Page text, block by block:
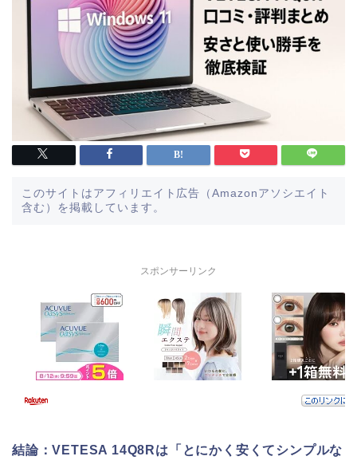
このサイトはアフィリエイト広告（Amazonアソシエイト
含む）を掲載しています。
スポンサーリンク
結論：VETESA 14Q8Rは「とにかく安くてシンプルな